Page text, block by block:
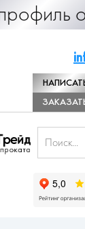
25
ЗВОНОК